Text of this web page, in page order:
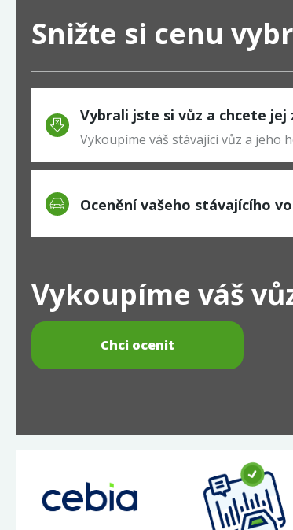
Snižte si cenu
Vybrali jste si vůz a chcete jej
Vykoupíme váš stávající vůz a jeho
Ocenění vašeho stávajícího
Vykoupíme váš
Chci ocenit